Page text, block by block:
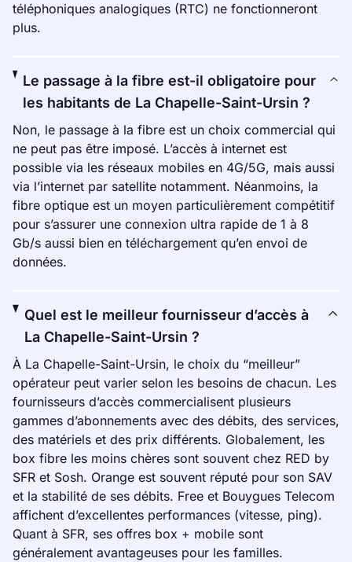
téléphoniques analogiques (RTC) ne fonctionneront
plus.
Le passage à la fibre est-il obligatoire pour
les habitants de La Chapelle-Saint-Ursin ?
Non, le passage à la fibre est un choix commercial qui
ne peut pas être imposé. L’accès à internet est
possible via les réseaux mobiles en 4G/5G, mais aussi
via l’internet par satellite notamment. Néanmoins, la
fibre optique est un moyen particulièrement compétitif
pour s’assurer une connexion ultra rapide de 1 à 8
Gb/s aussi bien en téléchargement qu’en envoi de
données.
Quel est le meilleur fournisseur d’accès à
La Chapelle-Saint-Ursin ?
À La Chapelle-Saint-Ursin, le choix du “meilleur”
opérateur peut varier selon les besoins de chacun. Les
fournisseurs d’accès commercialisent plusieurs
gammes d’abonnements avec des débits, des services,
des matériels et des prix différents. Globalement, les
box fibre les moins chères sont souvent chez RED by
SFR et Sosh. Orange est souvent réputé pour son SAV
et la stabilité de ses débits. Free et Bouygues Telecom
affichent d’excellentes performances (vitesse, ping).
Quant à SFR, ses offres box + mobile sont
généralement avantageuses pour les familles.